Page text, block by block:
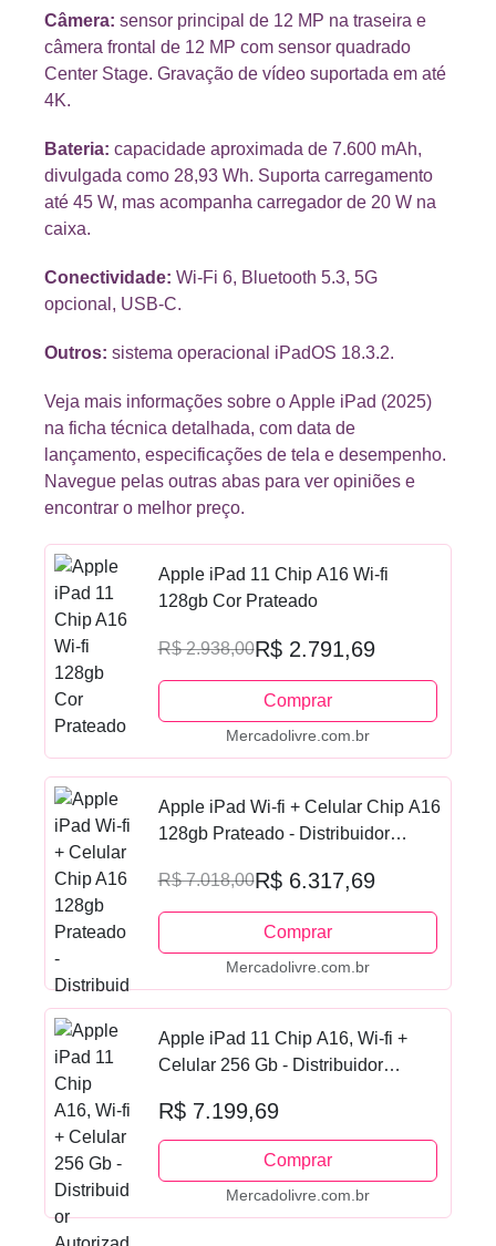
Câmera: sensor principal de 12 MP na traseira e
câmera frontal de 12 MP com sensor quadrado
Center Stage. Gravação de vídeo suportada em até
4K.
Bateria: capacidade aproximada de 7.600 mAh,
divulgada como 28,93 Wh. Suporta carregamento
até 45 W, mas acompanha carregador de 20 W na
caixa.
Conectividade: Wi-Fi 6, Bluetooth 5.3, 5G
opcional, USB-C.
Outros: sistema operacional iPadOS 18.3.2.
Veja mais informações sobre o Apple iPad (2025)
na ficha técnica detalhada, com data de
lançamento, especificações de tela e desempenho.
Navegue pelas outras abas para ver opiniões e
encontrar o melhor preço.
Apple iPad 11 Chip A16 Wi-fi
128gb Cor Prateado
R$ 2.938,00R$ 2.791,69
Comprar
Mercadolivre.com.br
Apple iPad Wi-fi + Celular Chip A16
128gb Prateado - Distribuidor
R$ 7.018,00R$ 6.317,69
Comprar
Mercadolivre.com.br
Apple iPad 11 Chip A16, Wi-fi +
Celular 256 Gb - Distribuidor
R$ 7.199,69
Comprar
Mercadolivre.com.br